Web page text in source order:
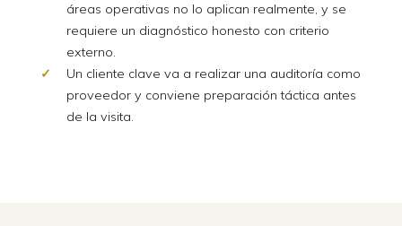
áreas operativas no lo aplican realmente, y se
requiere un diagnóstico honesto con criterio
externo.
Un cliente clave va a realizar una auditoría como
proveedor y conviene preparación táctica antes
de la visita.